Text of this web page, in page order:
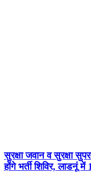
सुरक्षा जवान व सुरक्षा
होंगे भर्ती शिविर, लाडनूं